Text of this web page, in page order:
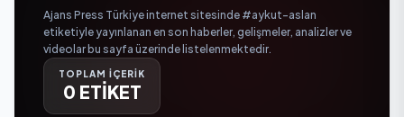
Ajans Press Türkiye internet sitesinde #aykut-aslan
etiketiyle yayınlanan en son haberler, gelişmeler, analizler ve
videolar bu sayfa üzerinde listelenmektedir.
TOPLAM İÇERİK
0 ETİKET